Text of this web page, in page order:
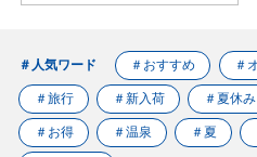
＃人気ワード ＃おすすめ ＃
＃旅行 ＃新入荷 ＃夏休み
＃お得 ＃温泉 ＃夏